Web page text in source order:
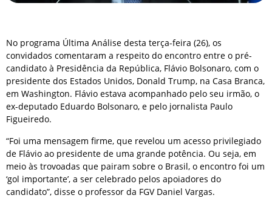
No programa Última Análise desta terça-feira (26), os
convidados comentaram a respeito do encontro entre o pré-
candidato à Presidência da República, Flávio Bolsonaro, com o
presidente dos Estados Unidos, Donald Trump, na Casa Branca,
em Washington. Flávio estava acompanhado pelo seu irmão, o
ex-deputado Eduardo Bolsonaro, e pelo jornalista Paulo
Figueiredo.
“Foi uma mensagem firme, que revelou um acesso privilegiado
de Flávio ao presidente de uma grande potência. Ou seja, em
meio às trovoadas que pairam sobre o Brasil, o encontro foi um
‘gol importante’, a ser celebrado pelos apoiadores do
candidato”, disse o professor da FGV Daniel Vargas.